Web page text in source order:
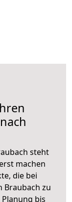
steht
machen
die bei
Braubach zu
bis